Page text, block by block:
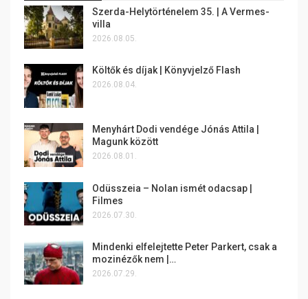
Szerda-Helytörténelem 35. | A Vermes-
villa
2026.08.05.
Költők és díjak | Könyvjelző Flash
2026.08.04.
Menyhárt Dodi vendége Jónás Attila |
Magunk között
2026.08.01.
Odüsszeia – Nolan ismét odacsap |
Filmes
2026.07.30.
Mindenki elfelejtette Peter Parkert, csak a
mozinézők nem |…
2026.07.29.